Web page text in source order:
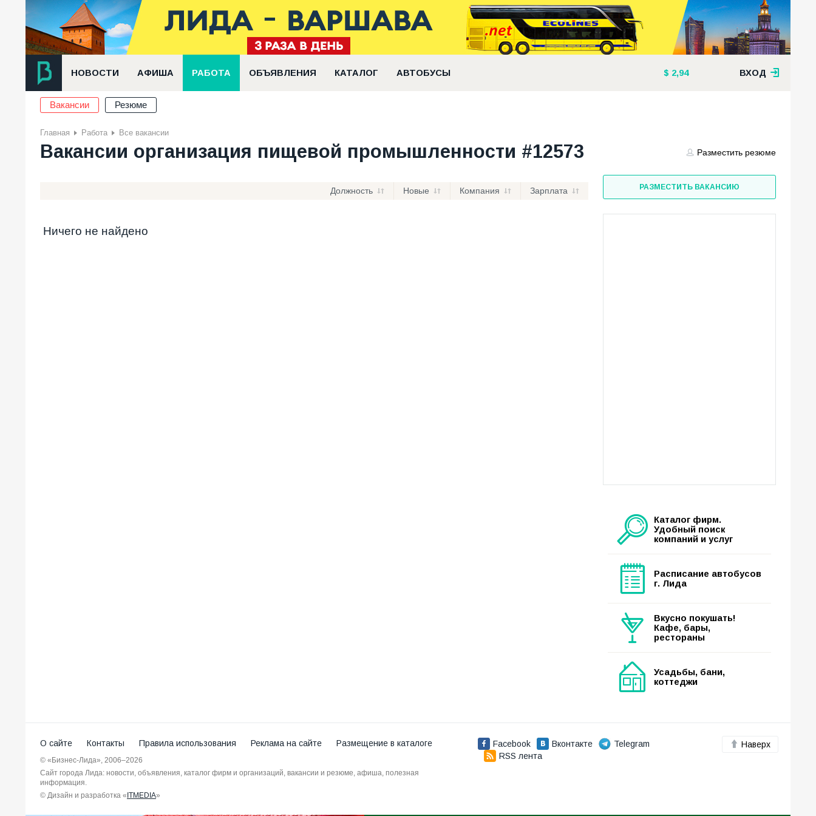
НОВОСТИ АФИША РАБОТА ОБЪЯВЛЕНИЯ КАТАЛОГ АВТОБУСЫ 2,94 ВХОД
Вакансии Резюме
Главная Работа Все вакансии
Вакансии организация пищевой промышленности #12573 Разместить резюме
Должность Новые Компания Зарплата
Ничего не найдено
РАЗМЕСТИТЬ ВАКАНСИЮ
Каталог фирм.
Удобный поиск
компаний и услуг
Расписание автобусов
г. Лида
Вкусно покушать!
Кафе, бары,
рестораны
Усадьбы, бани,
коттеджи
О сайте Контакты Правила использования Реклама на сайте Размещение в каталоге
© «Бизнес-Лида», 2006–2026
Сайт города Лида: новости, объявления, каталог фирм и организаций, вакансии и резюме, афиша, полезная
информация.
© Дизайн и разработка « ITMEDIA»
Facebook Вконтакте
Telegram
RSS лента
Наверх